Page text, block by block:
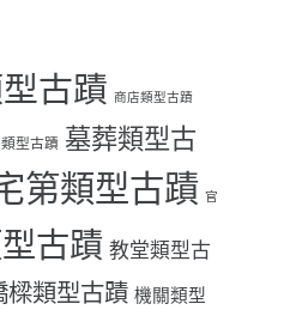
古蹟 商店類型古蹟
型古蹟 墓葬類型古
第類型古蹟 官
古蹟 教堂類型古
樑類型古蹟 機關類型